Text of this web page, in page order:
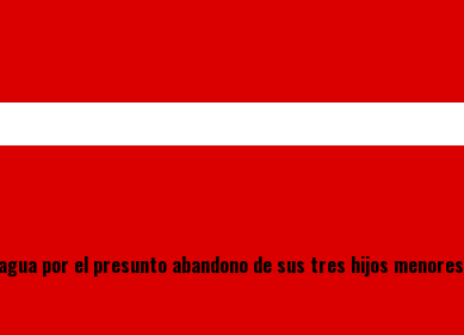
por el presunto abandono de sus tres hijos menores